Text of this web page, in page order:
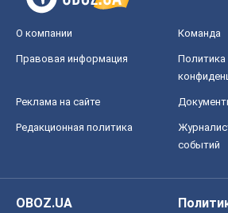
О компании Команда
Правовая информация
Политика
Реклама на сайте
Редакционная политика
событий
OBOZ.UA